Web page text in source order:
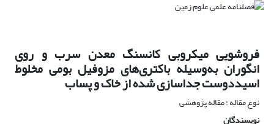
فروشویی میکروبی کانسنگ معدن سرب و روی
انگوران به‌وسیله باکتری‌های مزوفیل بومی مخلوط
اسیددوست جداسازی شده از خاک و پساب
نوع مقاله : مقاله پژوهشی
نویسندگان